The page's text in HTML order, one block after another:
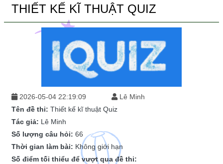
THIẾT KẾ KĨ THUẬT QUIZ
2026-05-04 22:19:09
Lê Minh
Tên đề thi: Thiết kế kĩ thuật Quiz
Tác giả: Lê Minh
Số lượng câu hỏi: 66
Thời gian làm bài: Không giới hạn
Số điểm tối thiểu để vượt qua đề thi: